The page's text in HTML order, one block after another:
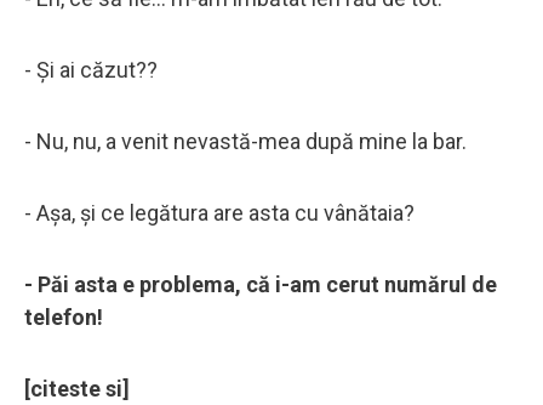
- Şi ai căzut??
- Nu, nu, a venit nevastă-mea după mine la bar.
- Aşa, şi ce legătura are asta cu vânătaia?
- Păi asta e problema, că i-am cerut numărul de
telefon!
[citeste si]